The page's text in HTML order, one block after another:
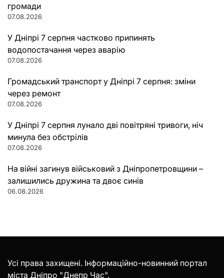
громади
07.08.2026
У Дніпрі 7 серпня частково припинять
водопостачання через аварію
07.08.2026
Громадський транспорт у Дніпрі 7 серпня: зміни
через ремонт
07.08.2026
У Дніпрі 7 серпня лунало дві повітряні тривоги, ніч
минула без обстрілів
07.08.2026
На війні загинув військовий з Дніпропетровщини –
залишились дружина та двоє синів
06.08.2026
Усі права захищені. Інформаційно-новинний портал
міста Дніпро "Днепр Час".